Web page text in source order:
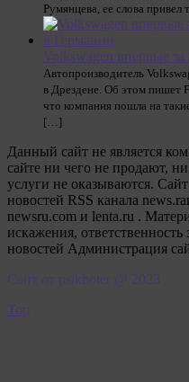
Румянцева, ее слова привел
Volkswagen впервые за
Автопроизводитель
в Дрездене. Об этом пишет
что компания пошла на
[…]
Данный сайт не является
сайте ни чего не продают,
услуги не оказываются.
новостей RSS канала
newsru.com и lenta.ru .
искажения,
новостей Администрация
Сайт от psikhoter @ 2023
Top